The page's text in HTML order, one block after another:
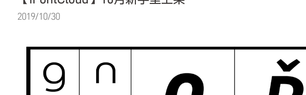
2019/10/30